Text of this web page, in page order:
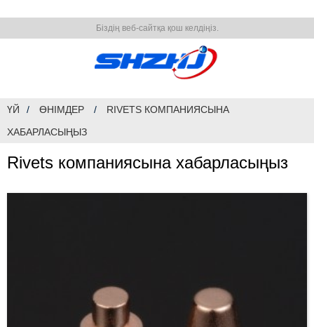
Біздің веб-сайтқа қош келдіңіз.
ҮЙ ӨНІМДЕР
RIVETS КОМПАНИЯСЫНА
ХАБАРЛАСЫҢЫЗ
Rivets компаниясына хабарласыңыз